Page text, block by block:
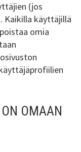
(jos
Kaikilla käyttäjillä
omia
OMAAN